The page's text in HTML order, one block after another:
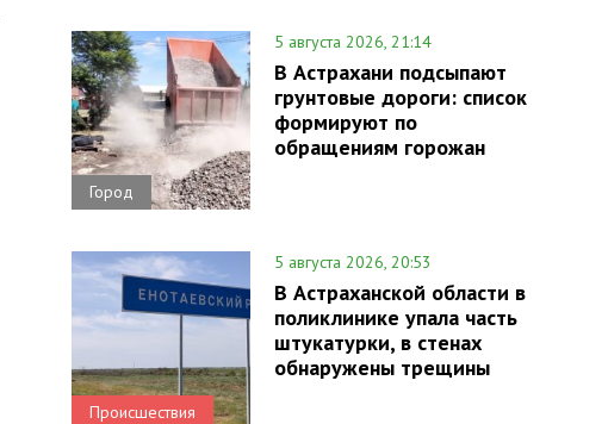
Город
5 августа 2026, 21:14
В Астрахани подсыпают
грунтовые дороги: список
формируют по
обращениям горожан
Происшествия
5 августа 2026, 20:53
В Астраханской области в
поликлинике упала часть
штукатурки, в стенах
обнаружены трещины